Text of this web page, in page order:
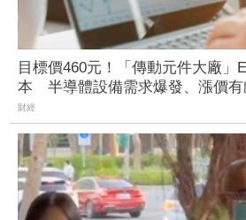
目標價460元！「傳動元件大廠」
本 半導體設備需求爆發、漲價有
財經